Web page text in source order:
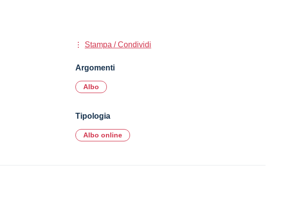
Stampa / Condividi
Argomenti
Albo
Tipologia
Albo online